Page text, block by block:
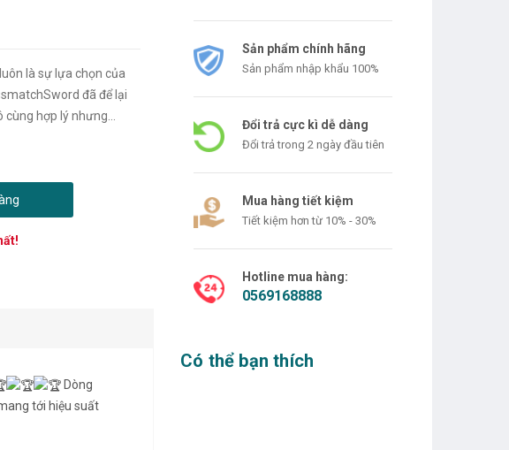
là sự lựa chọn của
hợp lý nhưng...
Dòng
tới hiệu suất
Sản phẩm chính hãng
Sản phẩm nhập khẩu 100%
Đổi trả cực kì dễ dàng
Đổi trả trong 2 ngày đầu tiên
Mua hàng tiết kiệm
Tiết kiệm hơn từ 10% - 30%
Hotline mua hàng:
0569168888
Có thể bạn thích